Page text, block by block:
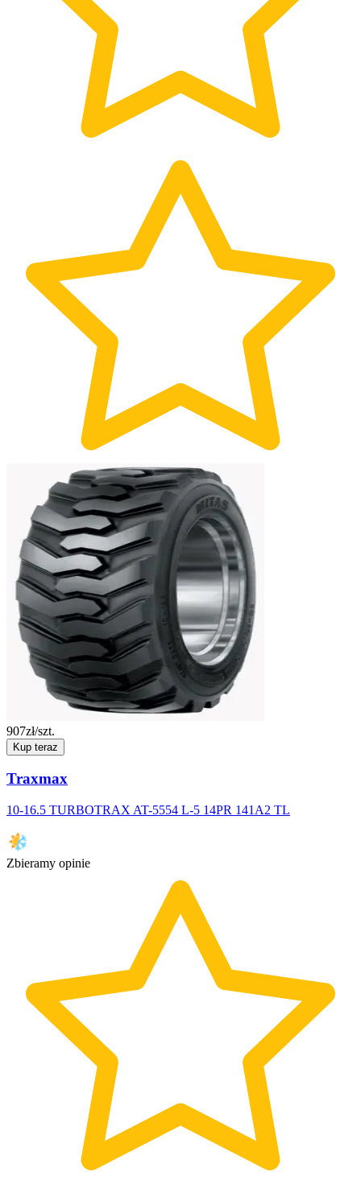
907zł/szt.
Kup teraz
Traxmax
10-16.5 TURBOTRAX AT-5554 L-5 14PR 141A2 TL
Zbieramy opinie